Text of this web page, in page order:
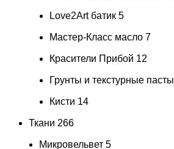
Love2Art батик 5
Мастер-Класс масло 7
Красители Прибой 12
Грунты и текстурные пасты
Кисти 14
Ткани 266
Микровельвет 5